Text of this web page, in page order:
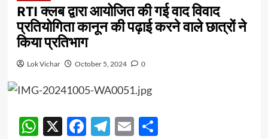
RTI क्लब द्वारा आयोजित की गई वाद विवाद
प्रतियोगिता कानून की पढ़ाई करने वाले छात्रों ने
किया प्रतिभाग
Lok Vichar October 5, 2024 0
WhatsApp
X Facebook
Telegram
EmailShare